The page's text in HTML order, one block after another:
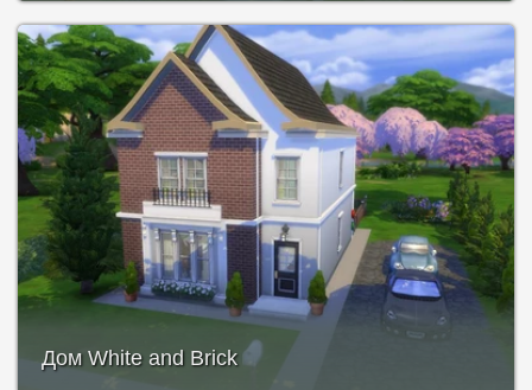
Дом White and Brick